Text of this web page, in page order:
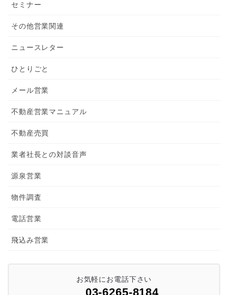
セミナー
その他営業関連
ニュースレター
ひとりごと
メール営業
不動産営業マニュアル
不動産売買
業者社長との対談音声
源泉営業
物件調査
電話営業
飛込み営業
お気軽にお電話下さい
03-6265-8184